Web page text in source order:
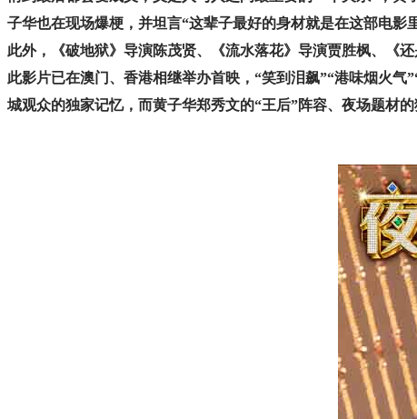
子华也在现场爆梗，并坦言“这辈子最好的身材就是在这部电影
此外，《破地狱》导演陈茂贤、《流水落花》导演贾胜枫、《
此影片已在澳门、香港相继举办首映，“笑到泪飙”“港味烟火
城观众的独家记忆，而黄子华郑秀文的“王后”阵容、夜场题材